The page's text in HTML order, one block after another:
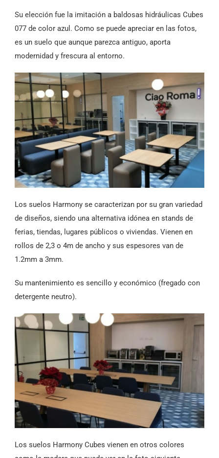
Su elección fue la imitación a baldosas hidráulicas Cubes
077 de color azul. Como se puede apreciar en las fotos,
es un suelo que aunque parezca antiguo, aporta
modernidad y frescura al entorno.
Los suelos Harmony se caracterizan por su gran variedad
de diseños, siendo una alternativa idónea en stands de
ferias, tiendas, lugares públicos o viviendas. Vienen en
rollos de 2,3 o 4m de ancho y sus espesores van de
1.2mm a 3mm.
Su mantenimiento es sencillo y económico (fregado con
detergente neutro).
Los suelos Harmony Cubes vienen en otros colores